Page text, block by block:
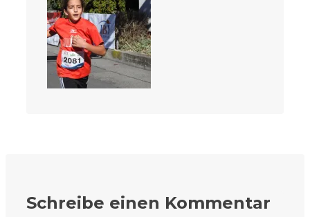
Schreibe einen Kommentar